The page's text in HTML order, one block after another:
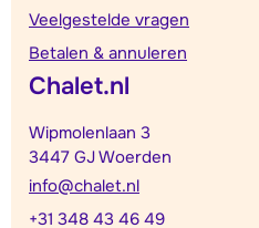
Veelgestelde vragen
Betalen & annuleren
Chalet.nl
Wipmolenlaan 3
3447 GJ Woerden
info@chalet.nl
+31 348 43 46 49